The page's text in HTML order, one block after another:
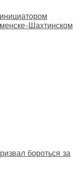
Шахтинском
бороться за